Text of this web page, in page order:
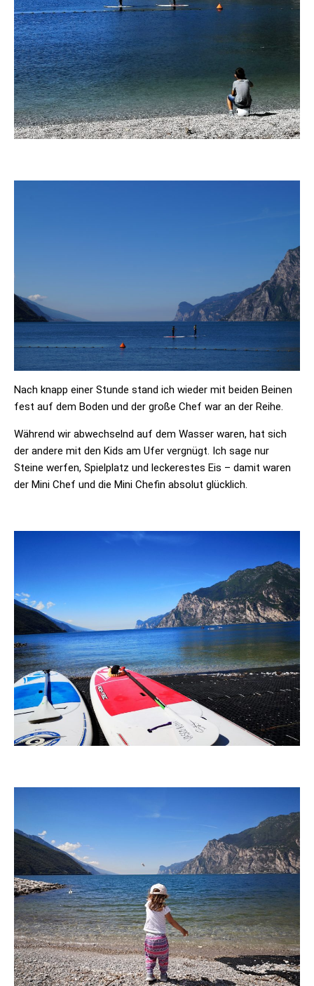
Nach knapp einer Stunde stand ich wieder mit beiden Beinen
fest auf dem Boden und der große Chef war an der Reihe.
Während wir abwechselnd auf dem Wasser waren, hat sich
der andere mit den Kids am Ufer vergnügt. Ich sage nur
Steine werfen, Spielplatz und leckerestes Eis – damit waren
der Mini Chef und die Mini Chefin absolut glücklich.